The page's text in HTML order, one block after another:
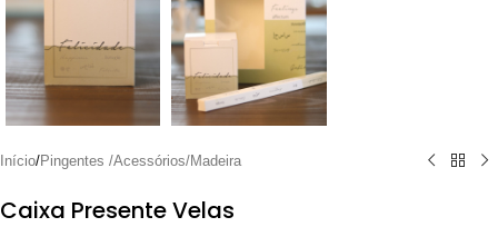
Início/Pingentes /Acessórios/Madeira
Caixa Presente Velas